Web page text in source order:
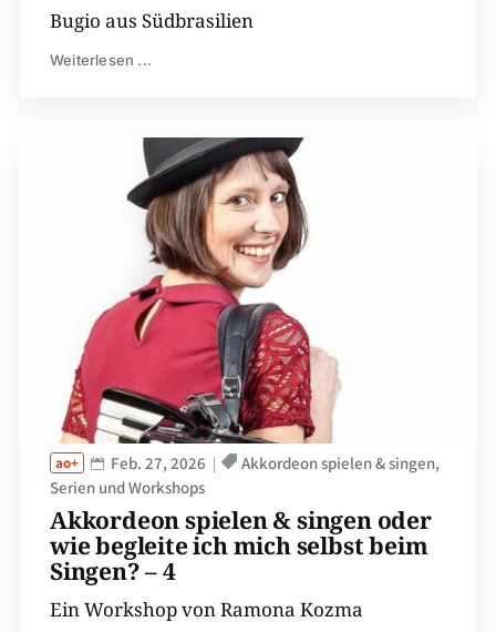
Bugio aus Südbrasilien
Weiterlesen ...
Akkordeon spielen & singen oder
wie begleite ich mich selbst beim
Singen? – 4
Feb. 27, 2026
Akkordeon spielen & singen
Serien und Workshops
Ein Workshop von Ramona Kozma